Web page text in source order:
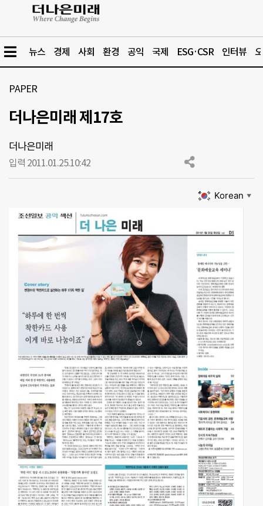
뉴스 경제 사회 환경 공익 국제 ESG·CSR 인터뷰
PAPER
더나은미래 제17호
더나은미래
입력 2011.01.25.10:42
Korean ▼